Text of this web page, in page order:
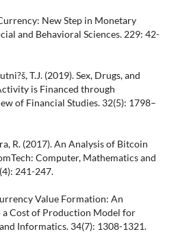
New Step in Monetary
and Behavioral Sciences. 229: 42-
T.J. (2019). Sex, Drugs, and
is Financed through
of Financial Studies. 32(5): 1798–
R. (2017). An Analysis of Bitcoin
Computer, Mathematics and
241-247.
Value Formation: An
a Cost of Production Model for
Informatics. 34(7): 1308-1321.